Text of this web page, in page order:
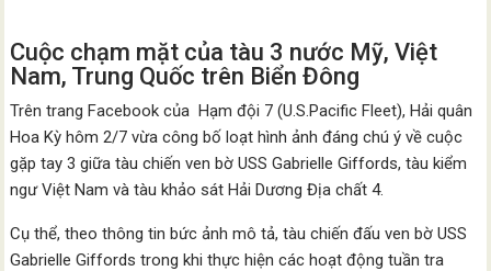
Cuộc chạm mặt của tàu 3 nước Mỹ, Việt
Nam, Trung Quốc trên Biển Đông
Trên trang Facebook của Hạm đội 7 (U.S.Pacific Fleet), Hải quân
Hoa Kỳ hôm 2/7 vừa công bố loạt hình ảnh đáng chú ý về cuộc
gặp tay 3 giữa tàu chiến ven bờ USS Gabrielle Giffords, tàu kiểm
ngư Việt Nam và tàu khảo sát Hải Dương Địa chất 4.
Cụ thể, theo thông tin bức ảnh mô tả, tàu chiến đấu ven bờ USS
Gabrielle Giffords trong khi thực hiện các hoạt động tuần tra